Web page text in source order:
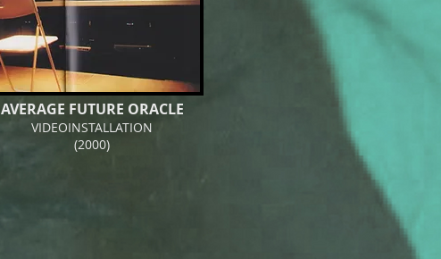
AVERAGE FUTURE ORACLE
VIDEOINSTALLATION
(2000)